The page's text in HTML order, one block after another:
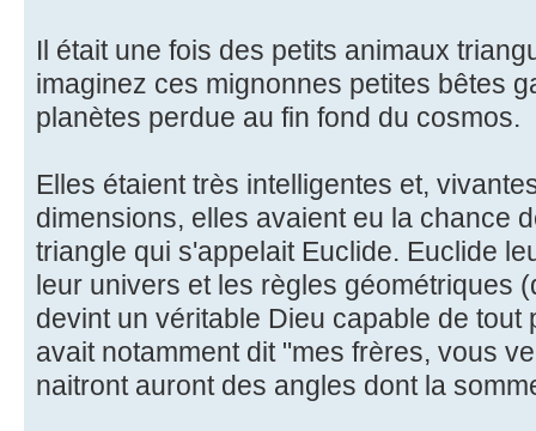
Il était une fois des petits animaux
imaginez ces mignonnes petites bêtes
planètes perdue au fin fond du cosmos.
Elles étaient très intelligentes et,
dimensions, elles avaient eu la chance
triangle qui s'appelait Euclide. Euclide
leur univers et les règles géométriques
devint un véritable Dieu capable de tout
avait notamment dit "mes frères, vous
naitront auront des angles dont la